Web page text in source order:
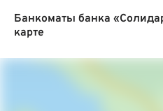
Банкоматы банка
карте